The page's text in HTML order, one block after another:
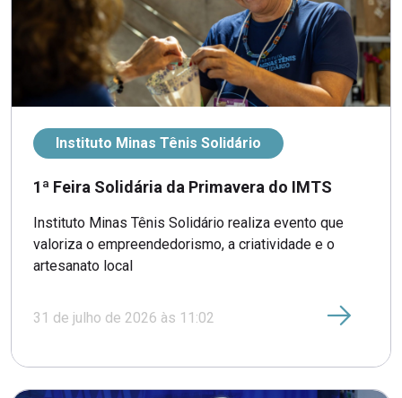
Instituto Minas Tênis Solidário
1ª Feira Solidária da Primavera do IMTS
Instituto Minas Tênis Solidário realiza evento que
valoriza o empreendedorismo, a criatividade e o
artesanato local
31 de julho de 2026 às 11:02